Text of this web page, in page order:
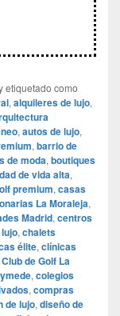
etiquetado como
, alquileres de lujo,
, autos de lujo,
, barrio de
de moda, boutiques
de vida alta,
premium, casas
La Moraleja,
Madrid, centros
, chalets
élite, clínicas
Club de Golf La
, colegios
, compras
de lujo, diseño de